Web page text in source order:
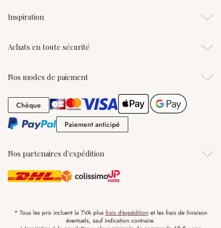
Inspiration
Achats en toute sécurité
Nos modes de paiement
Chèque Chèque
Paiement anticipé
Nos partenaires d'expédition
* Tous les prix incluent la TVA plus frais d'expéditionet les frais de livraison
éventuels, sauf indication contraire.